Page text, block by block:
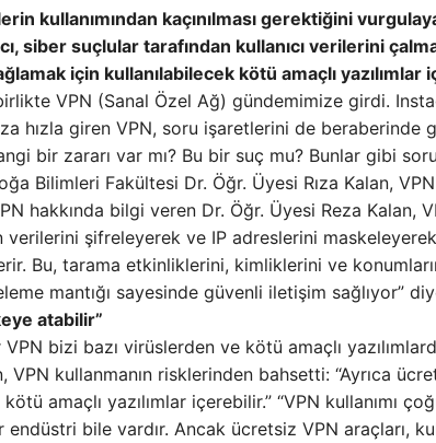
kullanımından kaçınılması gerektiğini
siber suçlular tarafından kullanıcı verilerini
için kullanılabilecek kötü amaçlı yazılımlar
VPN (Sanal Özel Ağ) gündemimize girdi.
hızla giren VPN, soru işaretlerini de
bir zararı var mı? Bu bir suç mu? Bunlar gibi
Bilimleri Fakültesi Dr. Öğr. Üyesi Rıza Kalan,
hakkında bilgi veren Dr. Öğr. Üyesi Reza Kalan,
verilerini şifreleyerek ve IP adreslerini
Bu, tarama etkinliklerini, kimliklerini ve
mantığı sayesinde güvenli iletişim sağlıyor”
atabilir”
bizi bazı virüslerden ve kötü amaçlı
VPN kullanmanın risklerinden bahsetti: “Ayrıca
amaçlı yazılımlar içerebilir.” “VPN kullanımı
bile vardır. Ancak ücretsiz VPN araçları,